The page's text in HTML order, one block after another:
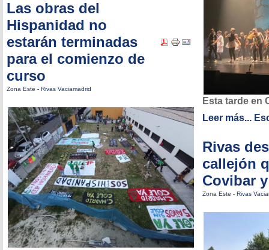
Las obras del
Hispanidad no
estarán terminadas
para el comienzo de
curso
Zona Este - Rivas Vaciamadrid
Esta tarde en
Leer más...
Rivas
callejón
Covibar
Zona Este - Rivas